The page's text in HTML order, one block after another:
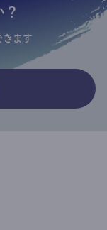
きます